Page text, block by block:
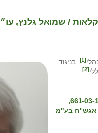
/ שמואל גלנץ,
[1]
בניגוד
[2]
סע"ש 33820-09-18, סע"ש 37525-04-19, סע"ש 661-03-19,